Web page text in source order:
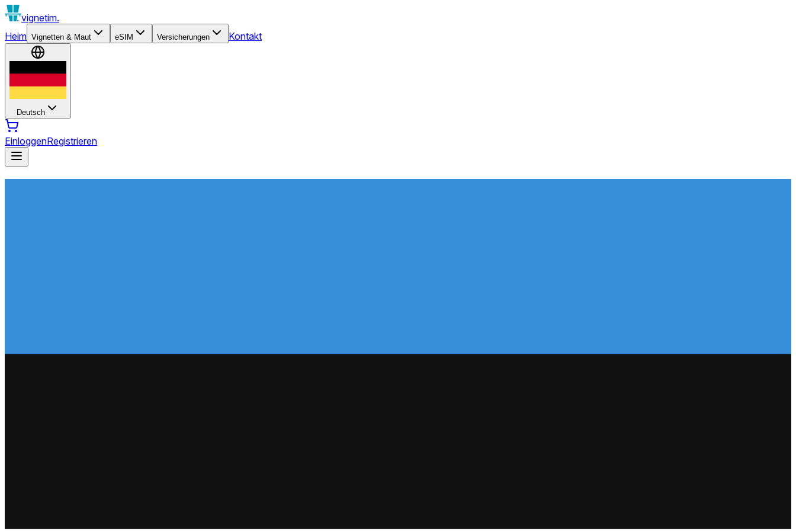
vignetim.
Heim Vignetten & Maut eSIM Versicherungen Kontakt
Deutsch
EinloggenRegistrieren